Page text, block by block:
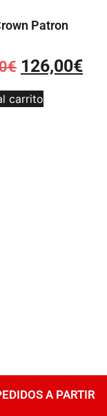
Patron
€ 126,00€
carrito
A PARTIR